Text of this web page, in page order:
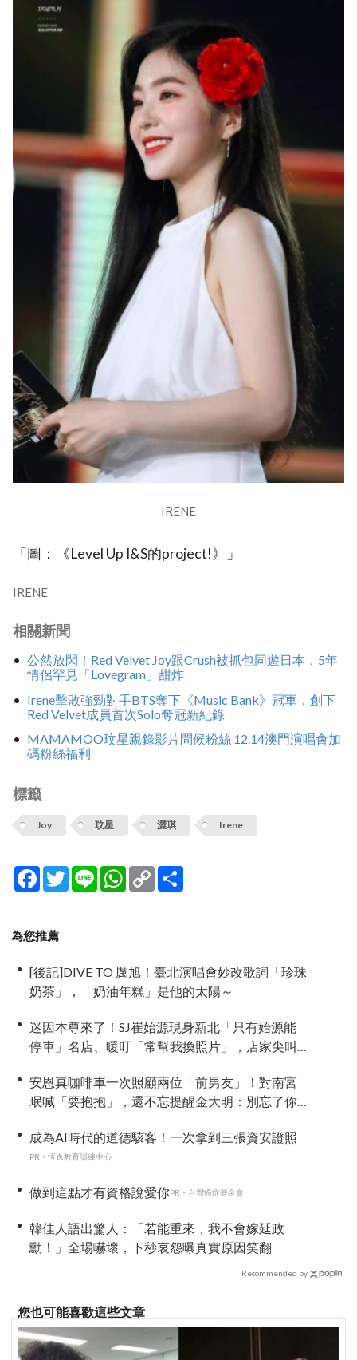
IRENE
「圖：《Level Up I&S的project!》」
IRENE
相關新聞
公然放閃！Red Velvet Joy跟Crush被抓包同遊日本，5年
情侶罕見「Lovegram」甜炸
Irene擊敗強勁對手BTS奪下《Music Bank》冠軍，創下
Red Velvet成員首次Solo奪冠新紀錄
MAMAMOO玟星親錄影片問候粉絲 12.14澳門演唱會加
碼粉絲福利
標籤
Joy 玟星 澀琪 Irene
Facebook
TwitterLine WhatsApp
Copy
Link
為您推薦
[後記]DIVE TO 厲旭！臺北演唱會妙改歌詞「珍珠
奶茶」，「奶油年糕」是他的太陽～
迷因本尊來了！SJ崔始源現身新北「只有始源能
停車」名店、暖叮「常幫我換照片」，店家尖叫
安恩真咖啡車一次照顧兩位「前男友」！對南宮
珉喊「要抱抱」，還不忘提醒金大明：別忘了你
成為AI時代的道德駭客！一次拿到三張資安證照
PR・恆逸教育訓練中心
做到這點才有資格說愛你PR・台灣癌症基金會
韓佳人語出驚人：「若能重來，我不會嫁延政
勳！」全場嚇壞，下秒哀怨曝真實原因笑翻
Recommended by
您也可能喜歡這些文章